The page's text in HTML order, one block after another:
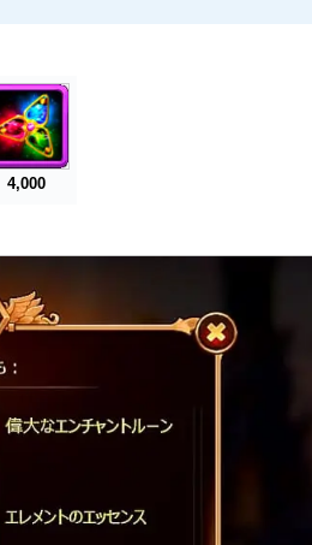
4,000